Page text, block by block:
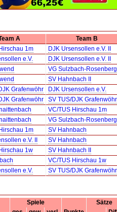
A Team B
1m DJK Ursensollen e.V. II
e.V. DJK Ursensollen e.V. II
VG Sulzbach-
SV Hahnbach II
Grafenwöhr DJK Ursensollen e.V.
Grafenwöhr SV TUS/DJK Grafenwöhr
VC/TUS Hirschau 1m
VG Sulzbach-
1m SV Hahnbach
e.V. II SV Hahnbach
1w SV Hahnbach II
VC/TUS Hirschau 1w
e.V. SV TUS/DJK Grafenwöhr
Spiele Sätze